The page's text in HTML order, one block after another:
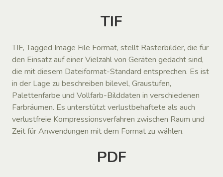
TIF
TIF, Tagged Image File Format, stellt Rasterbilder, die für
den Einsatz auf einer Vielzahl von Geräten gedacht sind,
die mit diesem Dateiformat-Standard entsprechen. Es ist
in der Lage zu beschreiben bilevel, Graustufen,
Palettenfarbe und Vollfarb-Bilddaten in verschiedenen
Farbräumen. Es unterstützt verlustbehaftete als auch
verlustfreie Kompressionsverfahren zwischen Raum und
Zeit für Anwendungen mit dem Format zu wählen.
PDF